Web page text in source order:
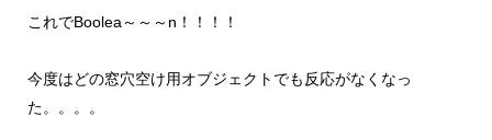
これでBoolea～～～n！！！！
今度はどの窓穴空け用オブジェクトでも反応がなくなっ
た。。。。